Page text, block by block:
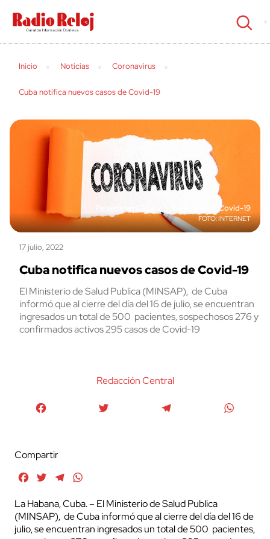
cerrar
Inicio Noticias Coronavirus
Cuba notifica nuevos casos de Covid-19
Persiste en Cuba la presencia de la Covid-19
INTERNET
17 julio, 2022
Cuba notifica nuevos casos de Covid-19
El Ministerio de Salud Publica (MINSAP), de Cuba
informó que al cierre del día del 16 de julio, se encuentran
ingresados un total de 500 pacientes, sospechosos 276 y
confirmados activos 295 casos de Covid-19
Redacción Central
Compartir
FacebookTwitterTelegram
La Habana, Cuba. – El Ministerio de Salud Publica
(MINSAP), de Cuba informó que al cierre del día del 16 de
julio, se encuentran ingresados un total de 500 pacientes,